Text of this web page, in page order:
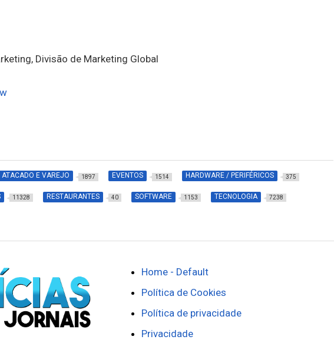
Divisão de Marketing Global
ATACADO E VAREJO 1897 EVENTOS 1514 HARDWARE / PERIFÉRICOS 375
11328 RESTAURANTES 40 SOFTWARE 1153 TECNOLOGIA 7238
Home - Default
Política de Cookies
Política de privacidade
Privacidade